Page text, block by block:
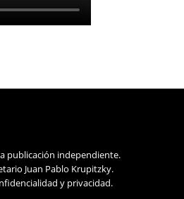
publicación independiente.
Juan Pablo Krupitzky.
y privacidad.